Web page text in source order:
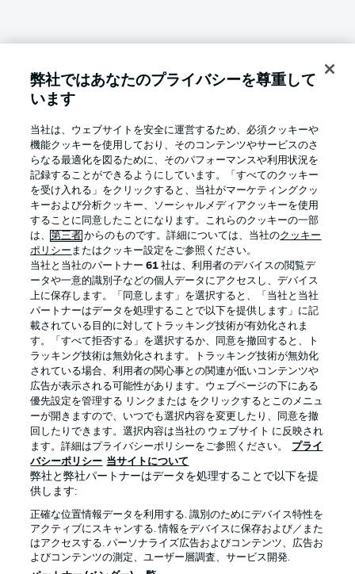
Football as it's meant to be
BUNDESLIGA APP
Official Partners
プライバシー・ポリシー 優先設定を管理する
弊社ではあなたのプライバシーを尊重して
います
当社は、ウェブサイトを安全に運営するため、必須クッキーや
機能クッキーを使用しており、そのコンテンツやサービスのさ
らなる最適化を図るために、そのパフォーマンスや利用状況を
記録することができるようにしています。「すべてのクッキー
を受け入れる」をクリックすると、当社がマーケティングクッ
キーおよび分析クッキー、ソーシャルメディアクッキーを使用
することに同意したことになります。これらのクッキーの一部
は、第三者 からのものです。詳細については、当社のクッキー
ポリシー またはクッキー設定をご参照ください。
当社と当社のパートナー61 社は、利用者のデバイスの閲覧デ
ータや一意的識別子などの個人データにアクセスし、デバイス
上に保存します。「同意します」を選択すると、「当社と当社
パートナーはデータを処理することで以下を提供します」に記
載されている目的に対してトラッキング技術が有効化されま
す。「すべて拒否する」を選択するか、同意を撤回すると、ト
ラッキング技術は無効化されます。トラッキング技術が無効化
されている場合、利用者の関心事との関連が低いコンテンツや
広告が表示される可能性があります。ウェブページの下にある
優先設定を管理する リンクまたは をクリックするとこのメニュ
ーが開きますので、いつでも選択内容を変更したり、同意を撤
回したりできます。選択内容は当社の ウェブサイト に反映され
ます。詳細はプライバシーポリシーをご参照ください。
プライ
バシーポリシー 当サイトについて
弊社と弊社パートナーはデータを処理することで以下を提
供します:
正確な位置情報データを利用する. 識別のためにデバイス特性を
アクティブにスキャンする. 情報をデバイスに保存および／また
はアクセスする. パーソナライズ広告およびコンテンツ、広告お
よびコンテンツの測定、ユーザー層調査、サービス開発.